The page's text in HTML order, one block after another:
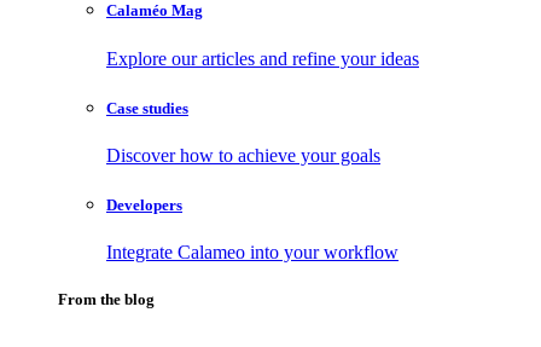
Calaméo Mag
Explore our articles and refine your ideas
Case studies
Discover how to achieve your goals
Developers
Integrate Calameo into your workflow
From the blog